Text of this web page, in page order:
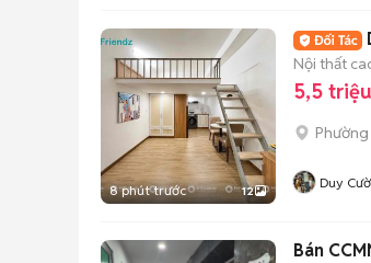
8 phút trước 12
Nội thất
5,5
Duy
Bán